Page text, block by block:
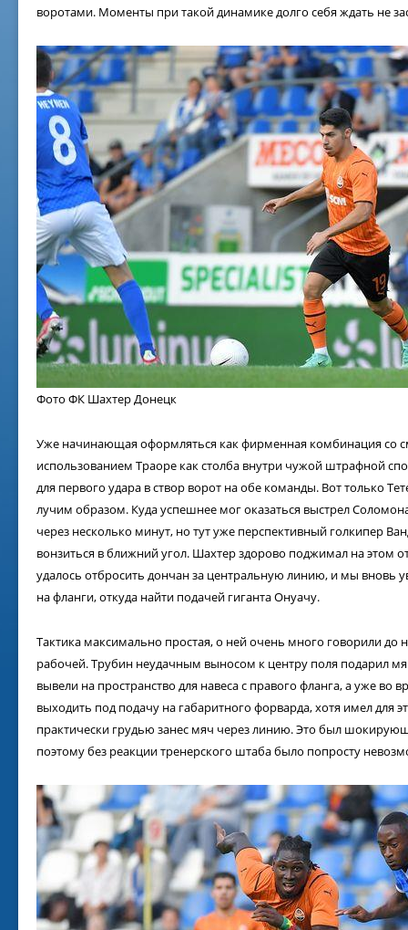
воротами. Моменты при такой динамике долго себя ждать не
Фото ФК Шахтер Донецк
Уже начинающая оформляться как фирменная комбинация со
использованием Траоре как столба внутри чужой штрафной
для первого удара в створ ворот на обе команды. Вот только
лучим образом. Куда успешнее мог оказаться выстрел
через несколько минут, но тут уже перспективный голкипер
вонзиться в ближний угол. Шахтер здорово поджимал на этом
удалось отбросить дончан за центральную линию, и мы вновь
на фланги, откуда найти подачей гиганта Онуачу.
Тактика максимально простая, о ней очень много говорили до
рабочей. Трубин неудачным выносом к центру поля подарил
вывели на пространство для навеса с правого фланга, а уже во
выходить под подачу на габаритного форварда, хотя имел для
практически грудью занес мяч через линию. Это был
поэтому без реакции тренерского штаба было попросту
02